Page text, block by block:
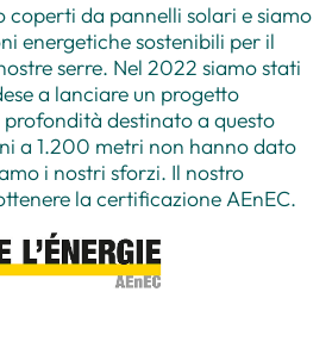
coperti da pannelli solari e siamo
energetiche sostenibili per il
serre. Nel 2022 siamo stati
a lanciare un progetto
destinato a questo
a 1.200 metri non hanno dato
i nostri sforzi. Il nostro
la certificazione AEnEC.